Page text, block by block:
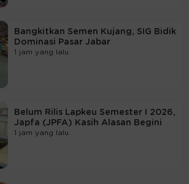
Bangkitkan Semen Kujang, SIG Bidik
Dominasi Pasar Jabar
1 jam yang lalu
Belum Rilis Lapkeu Semester I 2026,
Japfa (JPFA) Kasih Alasan Begini
1 jam yang lalu